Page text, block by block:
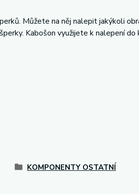
Můžete na něj nalepit jakýkoli
Kabošon využijete k nalepení
KOMPONENTY OSTATNÍ